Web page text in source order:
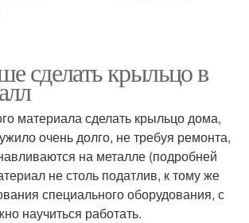
сделать крыльцо в
материала сделать крыльцо дома,
очень долго, не требуя ремонта,
на металле (подробней
не столь податлив, к тому же
специального оборудования, с
научиться работать.